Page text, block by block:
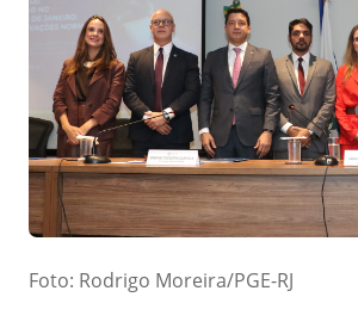
Foto: Rodrigo Moreira/PGE-RJ